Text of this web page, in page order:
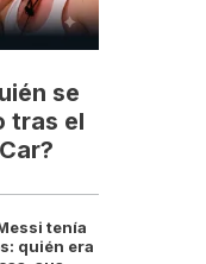
se
tras el
tenía
quién era